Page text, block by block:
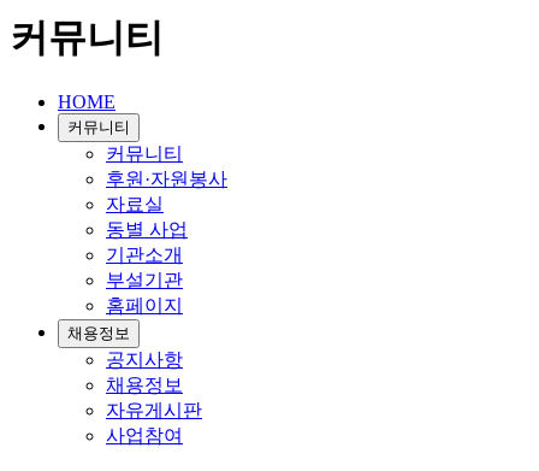
커뮤니티
HOME
커뮤니티
커뮤니티
후원·자원봉사
자료실
동별 사업
기관소개
부설기관
홈페이지
채용정보
공지사항
채용정보
자유게시판
사업참여